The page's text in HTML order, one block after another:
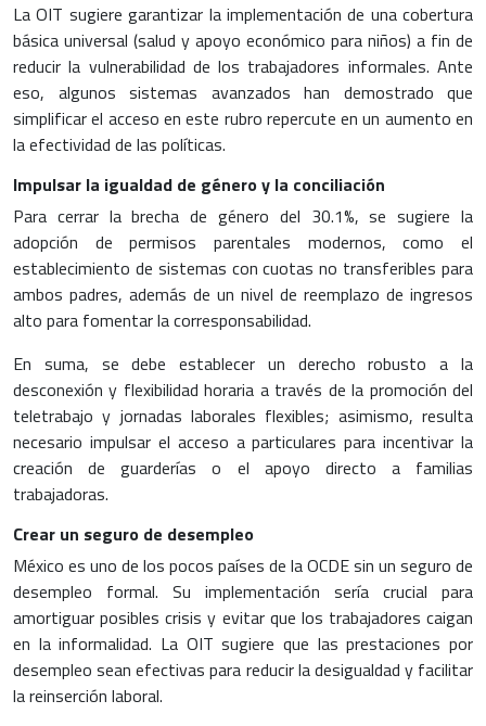
La OIT sugiere garantizar la implementación de una cobertura
básica universal (salud y apoyo económico para niños) a fin de
reducir la vulnerabilidad de los trabajadores informales. Ante
eso, algunos sistemas avanzados han demostrado que
simplificar el acceso en este rubro repercute en un aumento en
la efectividad de las políticas.
Impulsar la igualdad de género y la conciliación
Para cerrar la brecha de género del 30.1%, se sugiere la
adopción de permisos parentales modernos, como el
establecimiento de sistemas con cuotas no transferibles para
ambos padres, además de un nivel de reemplazo de ingresos
alto para fomentar la corresponsabilidad.
En suma, se debe establecer un derecho robusto a la
desconexión y flexibilidad horaria a través de la promoción del
teletrabajo y jornadas laborales flexibles; asimismo, resulta
necesario impulsar el acceso a particulares para incentivar la
creación de guarderías o el apoyo directo a familias
trabajadoras.
Crear un seguro de desempleo
México es uno de los pocos países de la OCDE sin un seguro de
desempleo formal. Su implementación sería crucial para
amortiguar posibles crisis y evitar que los trabajadores caigan
en la informalidad. La OIT sugiere que las prestaciones por
desempleo sean efectivas para reducir la desigualdad y facilitar
la reinserción laboral.